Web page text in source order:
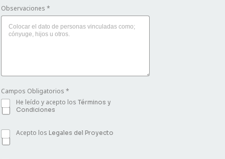
Observaciones *
Campos Obligatorios *
He leído y acepto los Términos y
Condiciones
Acepto los Legales del Proyecto